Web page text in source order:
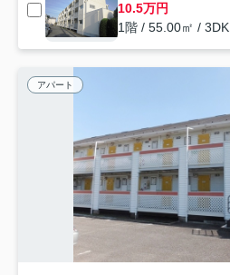
10.5万円
1階 / 55.00㎡ / 3DK
アパート